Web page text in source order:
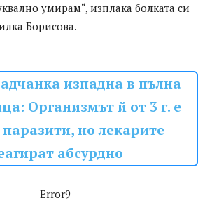
умирам“, изплака болката си
Борисова.
изпадна в пълна
Организмът й от 3 г. е
но лекарите
абсурдно
Error9